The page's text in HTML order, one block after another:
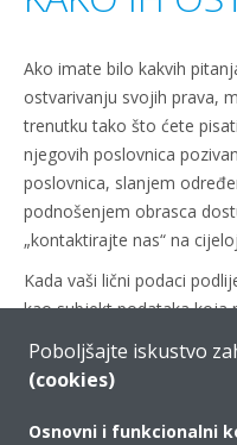
Ako imate bilo kakvih
ostvarivanju svojih prava,
trenutku tako što ćete
njegovih poslovnica
poslovnica, slanjem
podnošenjem obrasca
„kontaktirajte nas“ na
Kada vaši lični podaci
kao subjekt podataka koja
navedeno u nastavku.
Možete imati pristup
Poboljšajte iskustvo
(cookies)
Osnovni i funkcionalni